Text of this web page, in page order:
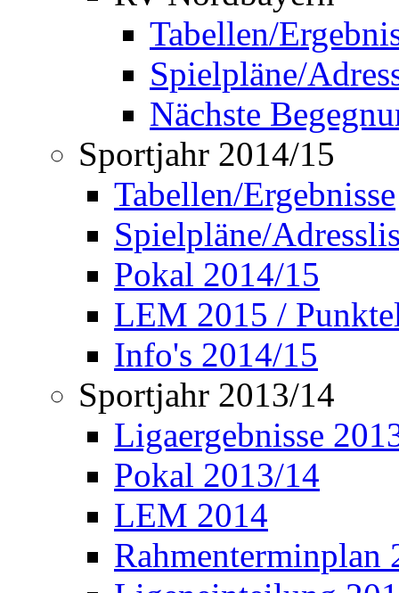
Tabellen/
Spielpläne/
Nächste
Sportjahr 2014/15
Tabellen/Ergebnisse
Spielpläne/
Pokal 2014/15
LEM 2015 /
Info's 2014/15
Sportjahr 2013/14
Ligaergebnisse
Pokal 2013/14
LEM 2014
Rahmenterminplan